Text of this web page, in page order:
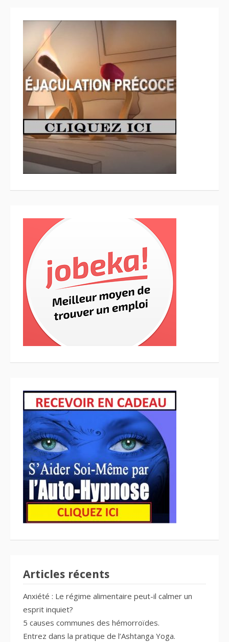
Articles récents
Anxiété : Le régime alimentaire peut-il calmer un
esprit inquiet?
5 causes communes des hémorroïdes.
Entrez dans la pratique de l’Ashtanga Yoga.